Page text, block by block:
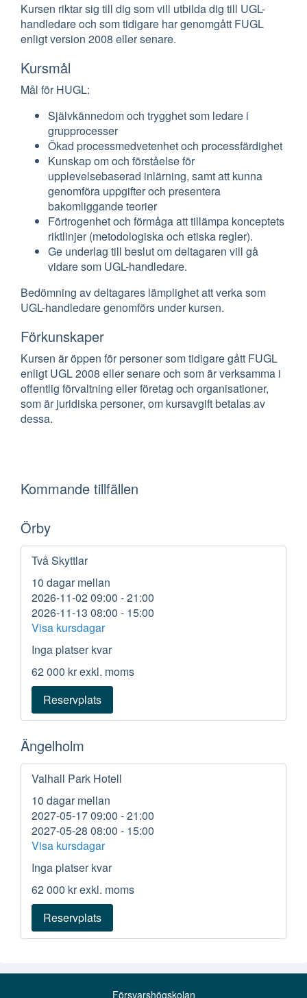
Kursen riktar sig till dig som vill utbilda dig till UGL-
handledare och som tidigare har genomgått FUGL
enligt version 2008 eller senare.
Kursmål
Mål för HUGL:
Självkännedom och trygghet som ledare i
grupprocesser
Ökad processmedvetenhet och processfärdighet
Kunskap om och förståelse för
upplevelsebaserad inlärning, samt att kunna
genomföra uppgifter och presentera
bakomliggande teorier
Förtrogenhet och förmåga att tillämpa konceptets
riktlinjer (metodologiska och etiska regler).
Ge underlag till beslut om deltagaren vill gå
vidare som UGL-handledare.
Bedömning av deltagares lämplighet att verka som
UGL-handledare genomförs under kursen.
Förkunskaper
Kursen är öppen för personer som tidigare gått FUGL
enligt UGL 2008 eller senare och som är verksamma i
offentlig förvaltning eller företag och organisationer,
som är juridiska personer, om kursavgift betalas av
dessa.
Kommande tillfällen
Örby
Två Skyttlar
10 dagar mellan
2026-11-02 09:00 - 21:00
2026-11-13 08:00 - 15:00
Visa kursdagar
Inga platser kvar
62 000 krexkl. moms
Reservplats
Ängelholm
Valhall Park Hotell
10 dagar mellan
2027-05-17 09:00 - 21:00
2027-05-28 08:00 - 15:00
Visa kursdagar
Inga platser kvar
62 000 krexkl. moms
Reservplats
Försvarshögskolan